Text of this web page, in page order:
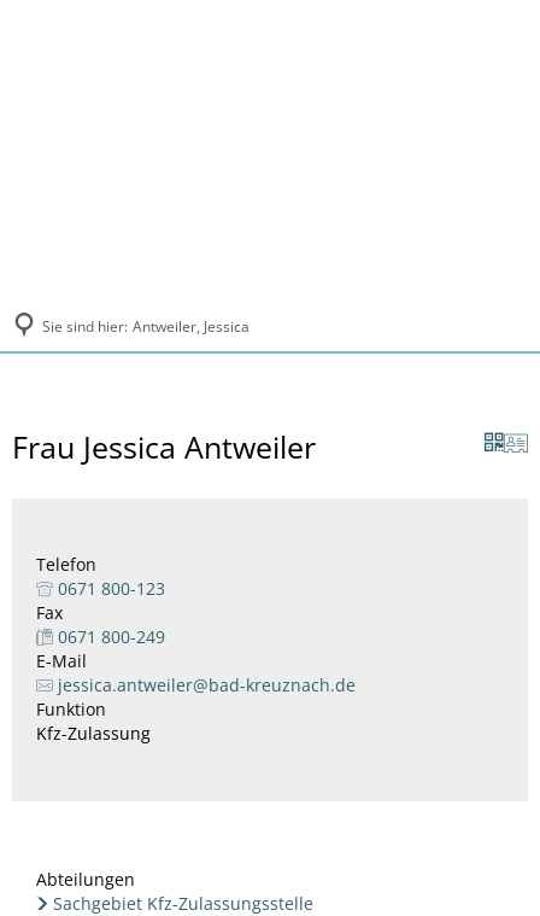
Sie sind hier: Antweiler, Jessica
Frau Jessica Antweiler
Telefon
0671 800-123
Fax
0671 800-249
E-Mail
jessica.antweiler@bad-kreuznach.de
Funktion
Kfz-Zulassung
Abteilungen
Sachgebiet Kfz-Zulassungsstelle